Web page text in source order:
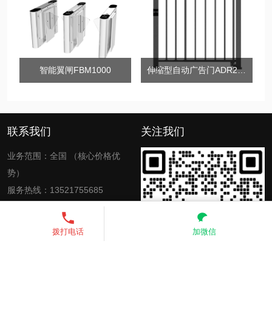
智能翼闸FBM1000 伸缩型自动广告门ADR2000
联系我们
业务范围：全国 （核心价格优
势）
服务热线：13521755685
电子邮箱：zkinte@139.com、
3451542150@qq.com
关注我们
拨打电话 加微信
13521755685 发送短信